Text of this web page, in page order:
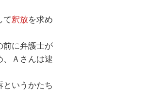
て釈放を求め
前に弁護士が
Ａさんは逮
いうかたち